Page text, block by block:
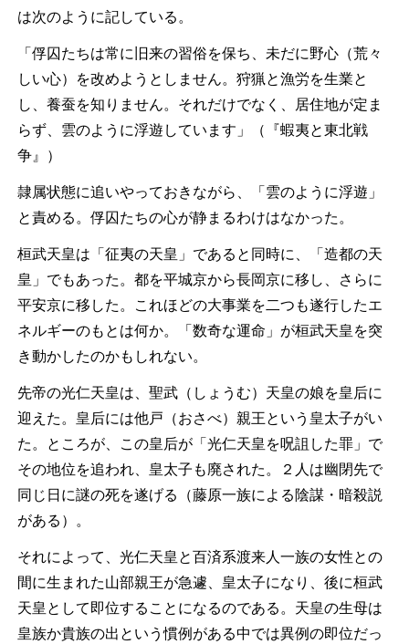
は次のように記している。
「俘囚たちは常に旧来の習俗を保ち、未だに野心（荒々
しい心）を改めようとしません。狩猟と漁労を生業と
し、養蚕を知りません。それだけでなく、居住地が定ま
らず、雲のように浮遊しています」（『蝦夷と東北戦
争』）
隷属状態に追いやっておきながら、「雲のように浮遊」
と責める。俘囚たちの心が静まるわけはなかった。
桓武天皇は「征夷の天皇」であると同時に、「造都の天
皇」でもあった。都を平城京から長岡京に移し、さらに
平安京に移した。これほどの大事業を二つも遂行したエ
ネルギーのもとは何か。「数奇な運命」が桓武天皇を突
き動かしたのかもしれない。
先帝の光仁天皇は、聖武（しょうむ）天皇の娘を皇后に
迎えた。皇后には他戸（おさべ）親王という皇太子がい
た。ところが、この皇后が「光仁天皇を呪詛した罪」で
その地位を追われ、皇太子も廃された。２人は幽閉先で
同じ日に謎の死を遂げる（藤原一族による陰謀・暗殺説
がある）。
それによって、光仁天皇と百済系渡来人一族の女性との
間に生まれた山部親王が急遽、皇太子になり、後に桓武
天皇として即位することになるのである。天皇の生母は
皇族か貴族の出という慣例がある中では異例の即位だっ